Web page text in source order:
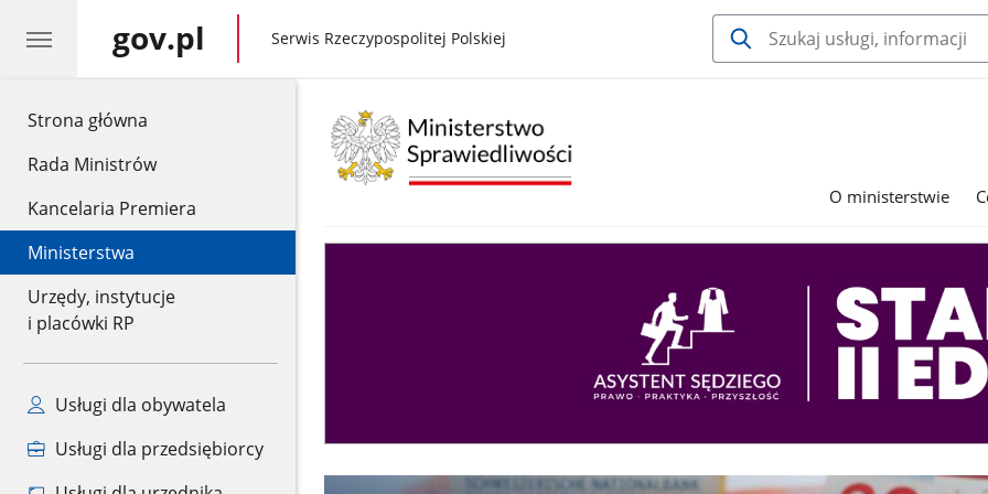
Strona główna
Rada Ministrów
Kancelaria Premiera
Ministerstwa
Urzędy, instytucje
i placówki RP
Usługi dla obywatela
Usługi dla przedsiębiorcy
gov.pl gov.pl
Serwis Rzeczypospolitej Polskiej
O ministerstwie